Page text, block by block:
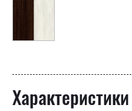
Характеристики